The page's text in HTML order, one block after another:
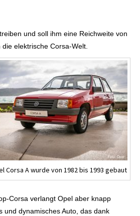
und soll ihm eine Reichweite von
elektrische Corsa-Welt.
Corsa A wurde von 1982 bis 1993 gebaut
Corsa verlangt Opel aber knapp
und dynamisches Auto, das dank